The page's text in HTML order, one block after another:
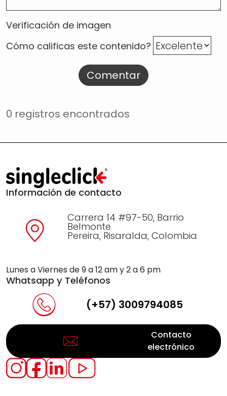
Verificación de imagen
Cómo calificas este contenido?
Comentar
0 registros encontrados
Información de contacto
Carrera 14 #97-50, Barrio
Belmonte
Pereira, Risaralda, Colombia
Lunes a Viernes de 9 a 12 am y 2 a 6 pm
Whatsapp y Teléfonos
(+57) 3009794085
Contacto
electrónico